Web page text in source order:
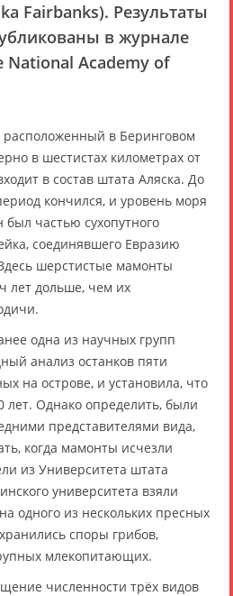
Fairbanks). Результаты
в журнале
National Academy of
расположенный в Беринговом
в шестистах километрах от
в состав штата Аляска. До
кончился, и уровень моря
частью сухопутного
соединявшего Евразию
шерстистые мамонты
лет дольше, чем их
одна из научных групп
анализ останков пяти
на острове, и установила, что
лет. Однако определить, были
представителями вида,
когда мамонты исчезли
из Университета штата
университета взяли
одного из нескольких пресных
споры грибов,
млекопитающих.
численности трёх видов